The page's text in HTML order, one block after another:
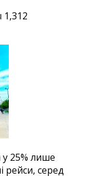
1,312
25% лише
рейси, серед